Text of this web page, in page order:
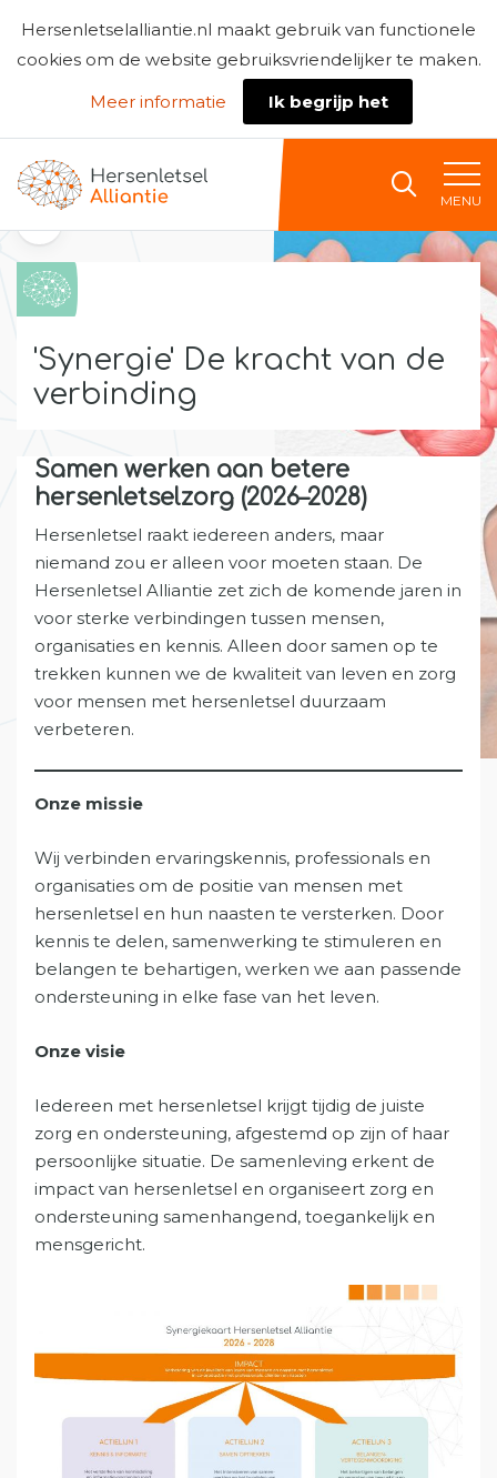
Hersenletselalliantie.nl maakt gebruik van functionele
cookies om de website gebruiksvriendelijker te maken.
Meer informatie
Ik begrijp het
Naar home
MENU
Terug naar de kennisbank
'Synergie' De kracht van de
verbinding
Samen werken aan betere
hersenletselzorg (2026–2028)
Hersenletsel raakt iedereen anders, maar
niemand zou er alleen voor moeten staan. De
Hersenletsel Alliantie zet zich de komende jaren in
voor sterke verbindingen tussen mensen,
organisaties en kennis. Alleen door samen op te
trekken kunnen we de kwaliteit van leven en zorg
voor mensen met hersenletsel duurzaam
verbeteren.
Onze missie
Wij verbinden ervaringskennis, professionals en
organisaties om de positie van mensen met
hersenletsel en hun naasten te versterken. Door
kennis te delen, samenwerking te stimuleren en
belangen te behartigen, werken we aan passende
ondersteuning in elke fase van het leven.
Onze visie
Iedereen met hersenletsel krijgt tijdig de juiste
zorg en ondersteuning, afgestemd op zijn of haar
persoonlijke situatie. De samenleving erkent de
impact van hersenletsel en organiseert zorg en
ondersteuning samenhangend, toegankelijk en
mensgericht.